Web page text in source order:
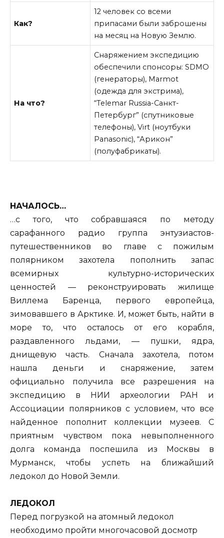
Как?
12 человек со всеми
припасами были заброшены
на месяц на Новую Землю.
На что?
Снаряжением экспедицию
обеспечили спонсоры: SDMO
(генераторы), Marmot
(одежда для экстрима),
“Telemar Russia-Санкт-
Петербург” (спутниковые
телефоны), Virt (ноутбуки
Panasonic), “Арикон”
(полуфабрикаты).
НАЧАЛОСЬ…
…с того, что собравшаяся по методу
сарафанного радио группа энтузиастов-
путешественников во главе с пожилым
полярником захотела пополнить запас
всемирных культурно-исторических
ценностей — реконструировать жилище
Виллема Баренца, первого европейца,
зимовавшего в Арктике. И, может быть, найти в
море то, что осталось от его корабля,
раздавленного льдами, — пушки, ядра,
днищевую часть. Сначала захотела, потом
нашла деньги и снаряжение, затем
официально получила все разрешения на
экспедицию в НИИ археологии РАН и
Ассоциации полярников с условием, что все
найденное пополнит коллекции музеев. С
приятным чувством пока невыполненного
долга команда поспешила из Москвы в
Мурманск, чтобы успеть на ближайший
ледокол до Новой Земли.
ЛЕДОКОЛ
Перед погрузкой на атомный ледокол
необходимо пройти многочасовой досмотр